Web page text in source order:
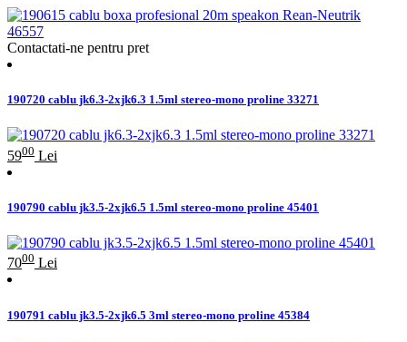
Contactati-ne pentru pret
190720 cablu jk6.3-2xjk6.3 1.5ml stereo-mono proline 33271
5900 Lei
190790 cablu jk3.5-2xjk6.5 1.5ml stereo-mono proline 45401
7000 Lei
190791 cablu jk3.5-2xjk6.5 3ml stereo-mono proline 45384